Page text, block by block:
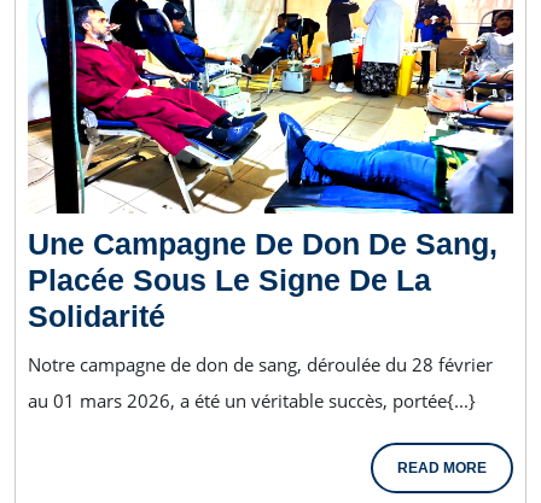
Une Campagne De Don De Sang,
Placée Sous Le Signe De La
Solidarité
Notre campagne de don de sang, déroulée du 28 février
au 01 mars 2026, a été un véritable succès, portée{...}
READ MORE